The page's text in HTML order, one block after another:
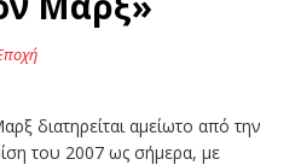
διατηρείται αμείωτο από την
του 2007 ως σήμερα, με